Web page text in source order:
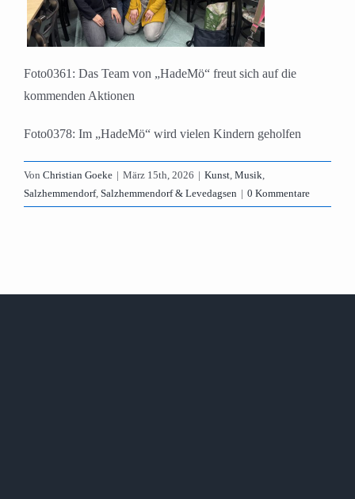
Foto0361: Das Team von „HadeMö“ freut sich auf die
kommenden Aktionen
Foto0378: Im „HadeMö“ wird vielen Kindern geholfen
Von Christian Goeke | März 15th, 2026 | Kunst, Musik,
Salzhemmendorf, Salzhemmendorf & Levedagsen | 0 Kommentare